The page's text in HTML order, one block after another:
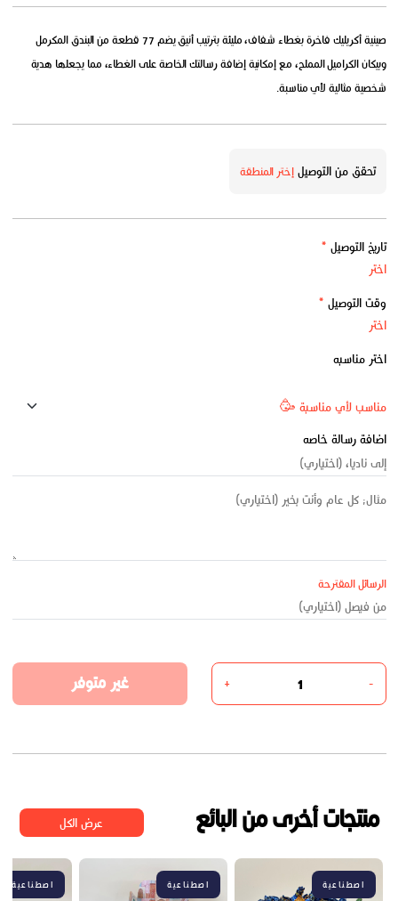
صينية أكريليك فاخرة بغطاء شفاف، مليئة بترتيب أنيق يضم 77 قطعة من البندق المكرمل
وبيكان الكراميل المملح، مع إمكانية إضافة رسالتك الخاصة على الغطاء، مما يجعلها هدية
شخصية مثالية لأي مناسبة.
تحقق من التوصيلإختر المنطقة
تاريخ التوصيل *
وقت التوصيل *
اختر مناسبه
اضافة رسالة خاصه
الرسائل المقترحة
-
+ غير متوفر
منتجات أخرى من البائع عرض الكل
اصطناعية اصطناعية اصطناعية